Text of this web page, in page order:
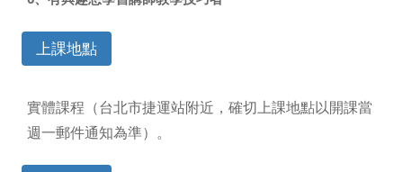
上課地點
實體課程（台北市捷運站附近，確切上課地點以開課當
週一郵件通知為準）。